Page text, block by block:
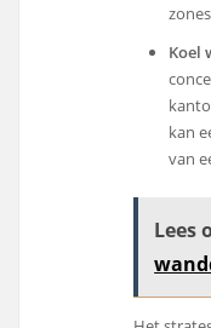
Koel
kan
van
Lees